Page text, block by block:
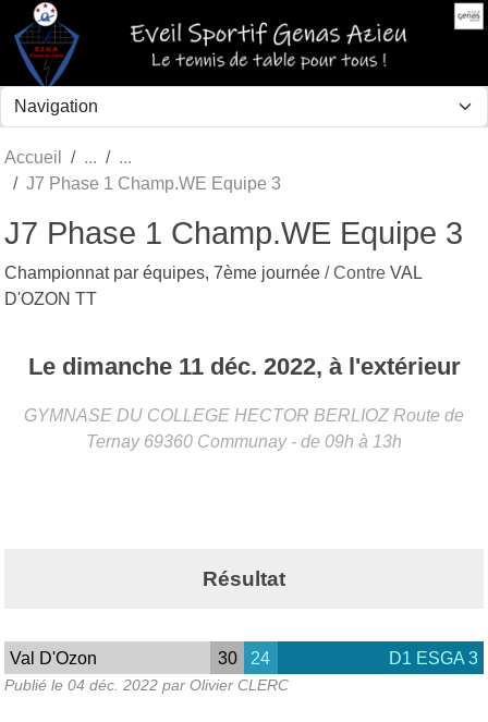
Accueil
J7 Phase 1 Champ.WE Equipe 3
J7 Phase 1 Champ.WE Equipe 3
Championnat par équipes, 7ème journée / Contre VAL
D'OZON TT
Le dimanche 11 déc. 2022, à l'extérieur
GYMNASE DU COLLEGE HECTOR BERLIOZ Route de
Ternay 69360 Communay - de 09h à 13h
Résultat
Val D'Ozon 30 24 D1 ESGA 3
Publié le 04 déc. 2022 par Olivier CLERC
Panneau de gestion des cookies